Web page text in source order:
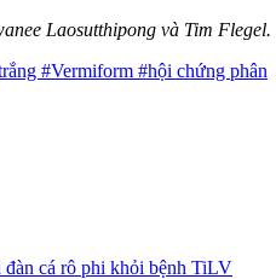
Laosutthipong và Tim Flegel.
#Vermiform #hội chứng phân
cá rô phi khỏi bệnh TiLV